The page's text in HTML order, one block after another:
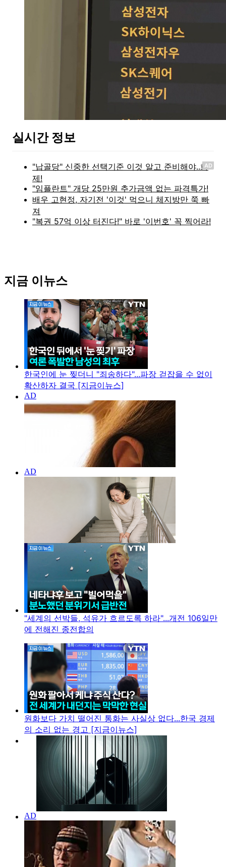
실시간 정보
AD
지금 이뉴스
한국인에 눈 찢더니 "죄송하다"...파장 걷잡을 수 없이
확산하자 결국 [지금이뉴스]
"세계의 선박들, 석유가 흐르도록 하라"...개전 106일만
에 전해진 종전합의
원화보다 가치 떨어진 통화는 사실상 없다...한국 경제
의 소리 없는 경고 [지금이뉴스]